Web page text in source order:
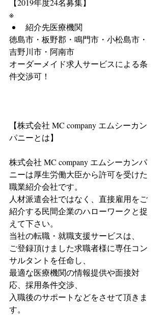
【2019年度24名募集】
※
紹介先医療機関
徳島市・板野郡・鳴門市・小松島市・
吉野川市・阿南市
オーダーメイド求人サービスによる条
件交渉可！
【株式会社 MC company エムシーカン
パニーとは】
株式会社 MC company エムシーカンパ
ニーは厚生労働大臣から許可を受けた
職業紹介会社です。
人材派遣会社ではなく、直接雇用をご
紹介する民間企業のハローワークと捉
えて下さい。
当社の転職・就職支援サービスは、
ご登録頂けました求職者様に専任コン
サルタントを任命し、
最適な医療機関の情報提供や面接対
応、採用条件交渉、
入職後のサポートなどをさせて頂きま
す。